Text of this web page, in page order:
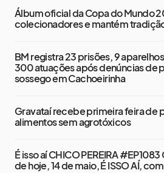
Álbum oficial da Copa do Mundo
colecionadores e mantém
BM registra 23 prisões, 9
300 atuações após denúncias de
sossego em Cachoeirinha
Gravataí recebe primeira feira de
alimentos sem agrotóxicos
É isso aí CHICO PEREIRA
de hoje, 14 de maio, É ISSO AÍ,